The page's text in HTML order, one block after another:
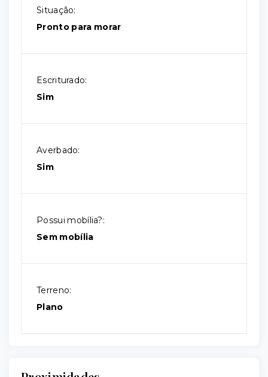
Situação:
Pronto para morar
Escriturado:
Sim
Averbado:
Sim
Possui mobília?:
Sem mobília
Terreno:
Plano